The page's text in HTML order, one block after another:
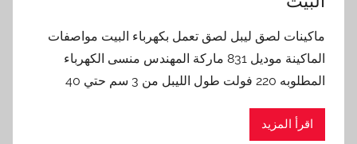
ماكينات لصق ليبل لصق تعمل بكهرباء البيت مواصفات
الماكينة موديل 831 ماركة المهندس منسى الكهرباء
المطلوبه 220 فولت طول الليبل من 3 سم حتي 40
اقرأ المزيد